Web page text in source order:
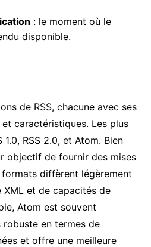
: le moment où le
disponible.
de RSS, chacune avec ses
caractéristiques. Les plus
RSS 2.0, et Atom. Bien
objectif de fournir des mises
diffèrent légèrement
et de capacités de
Atom est souvent
en termes de
et offre une meilleure